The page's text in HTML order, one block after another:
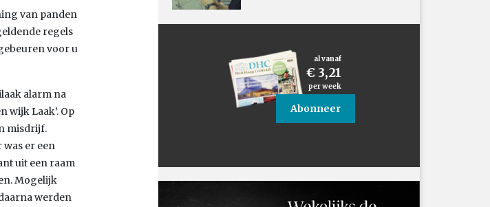
van panden
regels
voor u
alarm na
wijk Laak’. Op
misdrijf.
er een
uit een raam
Mogelijk
werden
al vanaf
€ 3,21
per week
Abonneer